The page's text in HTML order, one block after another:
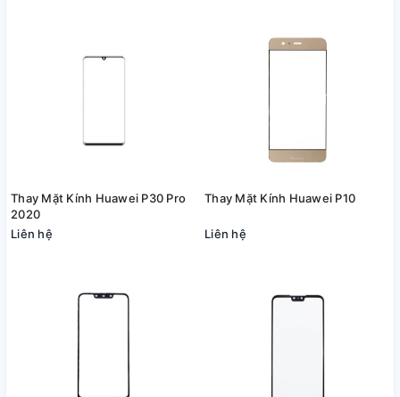
Thay Mặt Kính Huawei P30 Pro
2020
Liên hệ
Thay Mặt Kính Huawei P10
Liên hệ